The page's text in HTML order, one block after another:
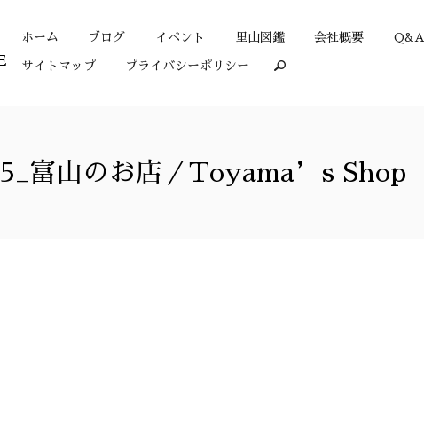
ホーム ブログ イベント 里山図鑑 会社概要 Q&A
サイトマップ プライバシーポリシー search
富山のお店／Toyama’s Shop